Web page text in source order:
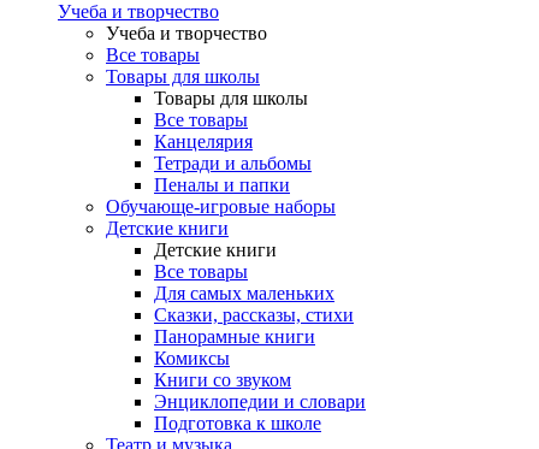
Учеба и творчество
Учеба и творчество
Все товары
Товары для школы
Товары для школы
Все товары
Канцелярия
Тетради и альбомы
Пеналы и папки
Обучающе-игровые наборы
Детские книги
Детские книги
Все товары
Для самых маленьких
Сказки, рассказы, стихи
Панорамные книги
Комиксы
Книги со звуком
Энциклопедии и словари
Подготовка к школе
Театр и музыка